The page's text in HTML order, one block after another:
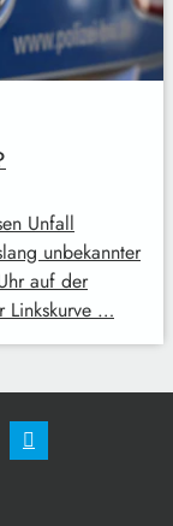
Unfall
unbekannter
auf der
Linkskurve …